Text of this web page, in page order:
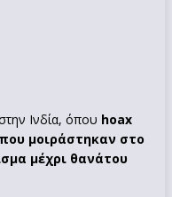
Ινδία, όπου hoax
μοιράστηκαν στο
μέχρι θανάτου